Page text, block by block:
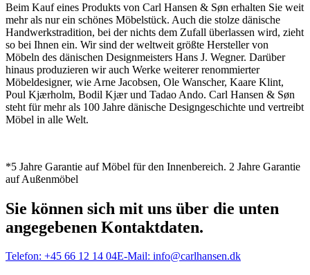
Beim Kauf eines Produkts von Carl Hansen & Søn erhalten Sie weit
mehr als nur ein schönes Möbelstück. Auch die stolze dänische
Handwerkstradition, bei der nichts dem Zufall überlassen wird, zieht
so bei Ihnen ein. Wir sind der weltweit größte Hersteller von
Möbeln des dänischen Designmeisters Hans J. Wegner. Darüber
hinaus produzieren wir auch Werke weiterer renommierter
Möbeldesigner, wie Arne Jacobsen, Ole Wanscher, Kaare Klint,
Poul Kjærholm, Bodil Kjær und Tadao Ando. Carl Hansen & Søn
steht für mehr als 100 Jahre dänische Designgeschichte und vertreibt
Möbel in alle Welt.
*5 Jahre Garantie auf Möbel für den Innenbereich. 2 Jahre Garantie
auf Außenmöbel
Sie können sich mit uns über die unten
angegebenen Kontaktdaten.
Telefon: +45 66 12 14 04E-Mail: info@carlhansen.dk